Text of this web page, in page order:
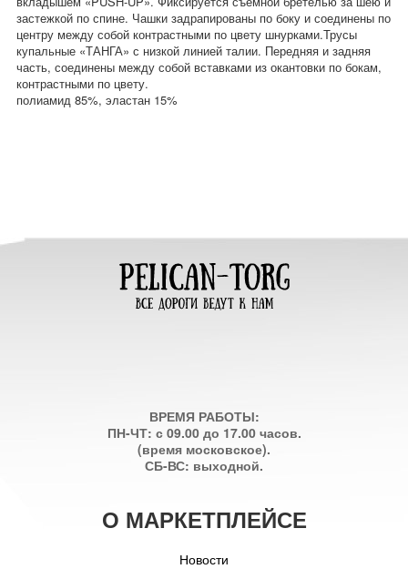
застежкой по спине. Чашки задрапированы по боку и соединены по
центру между собой контрастными по цвету шнурками.Трусы
купальные «ТАНГА» с низкой линией талии. Передняя и задняя
часть, соединены между собой вставками из окантовки по бокам,
контрастными по цвету.
полиамид 85%, эластан 15%
ВРЕМЯ РАБОТЫ:
ПН-ЧТ: с 09.00 до 17.00 часов.
(время московское).
СБ-ВС: выходной.
О МАРКЕТПЛЕЙСЕ
Новости